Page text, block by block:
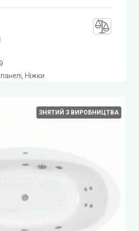
Ніжки
ЗНЯТИЙ З ВИРОБНИЦТВА